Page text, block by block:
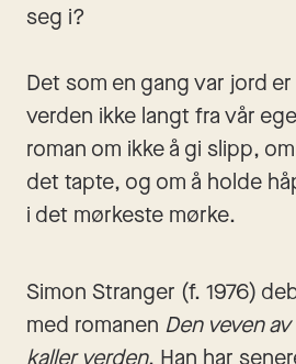
seg i?
Det som en gang var jord
verden ikke langt fra vår
roman om ikke å gi slipp,
det tapte, og om å holde
i det mørkeste mørke.
Simon Stranger (f. 1976)
med romanen Den veven
kaller verden. Han har